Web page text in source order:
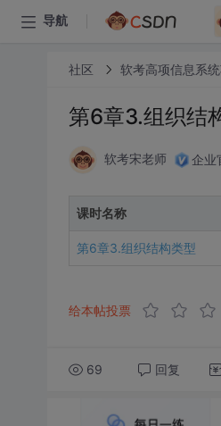
导航
社区 软考高项信息系
第6章3.组织结
软考宋老师 企业
课时名称
第6章3.组织结构类型
给本帖投票
69 回复